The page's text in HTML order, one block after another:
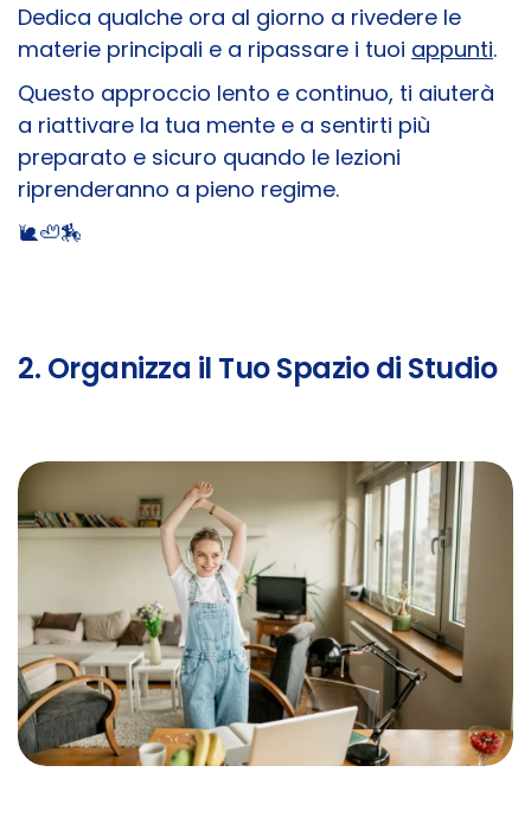
Dedica qualche ora al giorno a rivedere le
materie principali e a ripassare i tuoi appunti.
Questo approccio lento e continuo, ti aiuterà
a riattivare la tua mente e a sentirti più
preparato e sicuro quando le lezioni
riprenderanno a pieno regime.
🐌​🦥​🏇​
2. Organizza il Tuo Spazio di Studio